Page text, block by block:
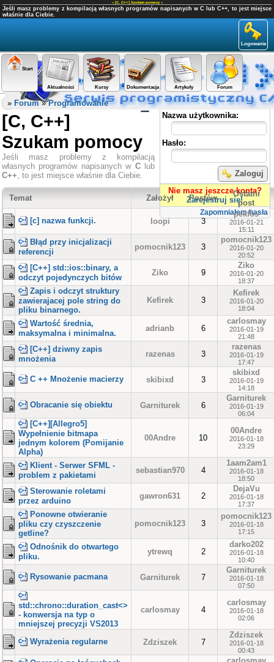
« [C, C++] Szukam pomocy»
Jeśli masz problemy z kompilacją własnych programów napisanych w C lub C++, to jest miejsce
właśnie dla Ciebie.
Logowanie
Start
Aktualności Kursy Dokumentacja Artykuły Forum
Panel użytkownika
Nazwa użytkownika:
Hasło:
Zaloguj
Nie masz jeszcze konta?
Zarejestruj się!
Zapomniałem hasła
» Forum»Programowanie
[C, C++]
Szukam pomocy
Jeśli masz problemy z kompilacją
własnych programów napisanych w Club
C++, to jest miejsce właśnie dla Ciebie.
Temat Założył Postów
Ostatni
post
[c] nazwa funkcji.
loopi 3
pekfos
2016-01-21
15:11
Błąd przy inicjalizacji
referencji
pomocnik123 3
pomocnik123
2016-01-20
20:52
[C++] std::ios::binary, a
odczyt pojedynczych bitów
Ziko 9
Ziko
2016-01-20
18:37
Zapis i odczyt struktury
zawierajacej pole string do
pliku binarnego.
Kefirek 3
Kefirek
2016-01-20
18:04
Wartość średnia,
maksymalna i minimalna.
adrianb 6
carlosmay
2016-01-19
21:48
[C++] dziwny zapis
mnożenia
razenas 3
razenas
2016-01-19
17:47
C ++ Mnożenie macierzy skibixd 3
skibixd
2016-01-19
14:18
Obracanie się obiektu Garniturek 6
Garniturek
2016-01-19
06:04
[C++][Allegro5]
Wypełnienie bitmapa
jednym kolorem (Pomijanie
Alpha)
00Andre 10
00Andre
2016-01-18
23:29
Klient - Serwer SFML -
problem z pakietami
sebastian970 4
1aam2am1
2016-01-18
18:50
Sterowanie roletami
przez arduino
gawron631 2
DejaVu
2016-01-18
17:37
Ponowne otwieranie
pliku czy czyszczenie
getline?
pomocnik123 3
pomocnik123
2016-01-18
17:15
Odnośnik do otwartego
pliku.
ytrewq 2
darko202
2016-01-18
10:40
Rysowanie pacmana Garniturek 7
Garniturek
2016-01-18
07:50
std::chrono::duration_cast<>
- konwersja na typ o
mniejszej precyzji VS2013
carlosmay 4
carlosmay
2016-01-18
02:06
Wyrażenia regularne Zdziszek 7
Zdziszek
2016-01-18
00:43